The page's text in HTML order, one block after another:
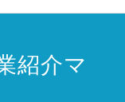
紹介マ